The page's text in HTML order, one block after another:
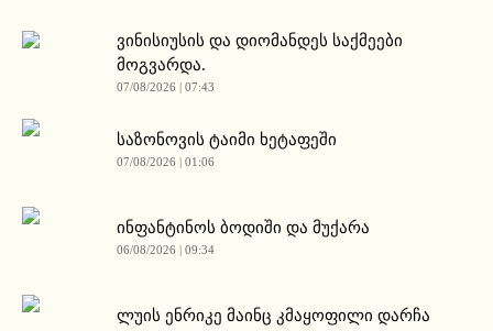
ვინისიუსის და დიომანდეს საქმეები
მოგვარდა.
07/08/2026 | 07:43
საზონოვის ტაიმი ხეტაფეში
07/08/2026 | 01:06
ინფანტინოს ბოდიში და მუქარა
06/08/2026 | 09:34
ლუის ენრიკე მაინც კმაყოფილი დარჩა